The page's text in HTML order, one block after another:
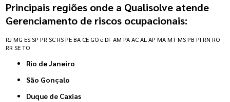
Principais regiões onde a Qualisolve atende
Gerenciamento de riscos ocupacionais:
RJ MG ES SP PR SC RS PE BA CE GO e DF AM PA AC AL AP MA MT MS PB PI RN RO
RR SE TO
Rio de Janeiro
São Gonçalo
Duque de Caxias